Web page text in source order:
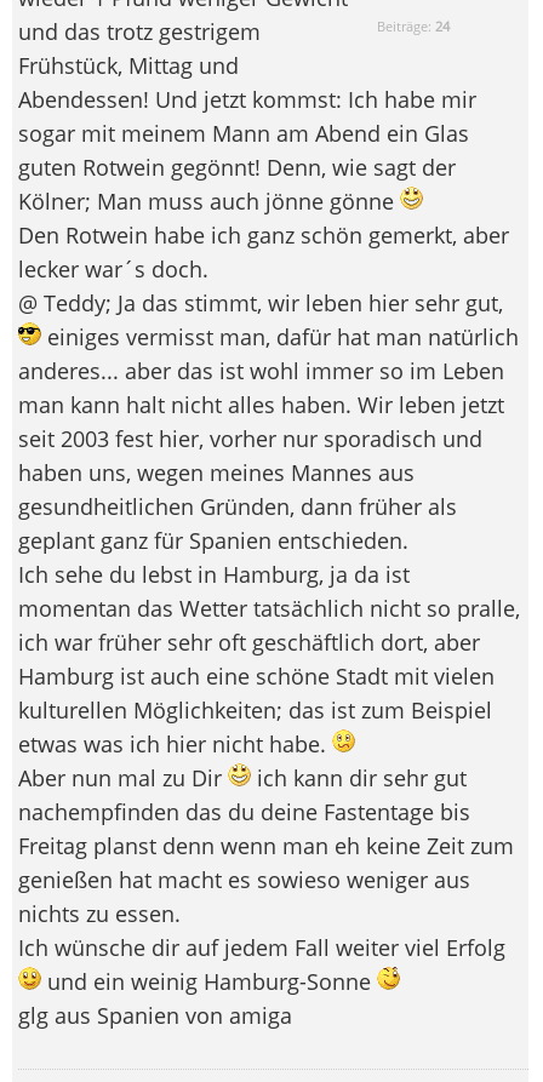
Beiträge: 24
und das trotz gestrigem
Frühstück, Mittag und
Abendessen! Und jetzt kommst: Ich habe mir
sogar mit meinem Mann am Abend ein Glas
guten Rotwein gegönnt! Denn, wie sagt der
Kölner; Man muss auch jönne gönne
Den Rotwein habe ich ganz schön gemerkt, aber
lecker war´s doch.
@ Teddy; Ja das stimmt, wir leben hier sehr gut,
einiges vermisst man, dafür hat man natürlich
anderes... aber das ist wohl immer so im Leben
man kann halt nicht alles haben. Wir leben jetzt
seit 2003 fest hier, vorher nur sporadisch und
haben uns, wegen meines Mannes aus
gesundheitlichen Gründen, dann früher als
geplant ganz für Spanien entschieden.
Ich sehe du lebst in Hamburg, ja da ist
momentan das Wetter tatsächlich nicht so pralle,
ich war früher sehr oft geschäftlich dort, aber
Hamburg ist auch eine schöne Stadt mit vielen
kulturellen Möglichkeiten; das ist zum Beispiel
etwas was ich hier nicht habe.
Aber nun mal zu Dir
ich kann dir sehr gut
nachempfinden das du deine Fastentage bis
Freitag planst denn wenn man eh keine Zeit zum
genießen hat macht es sowieso weniger aus
nichts zu essen.
Ich wünsche dir auf jedem Fall weiter viel Erfolg
und ein weinig Hamburg-Sonne
glg aus Spanien von amiga